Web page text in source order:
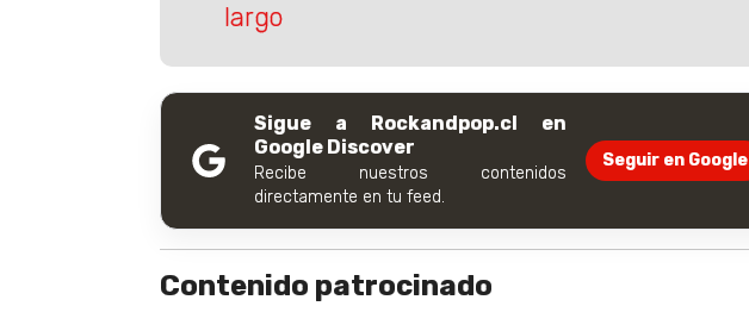
largo
Sigue a Rockandpop.cl en
Google Discover
Recibe nuestros contenidos
directamente en tu feed.
Seguir en Google
Contenido patrocinado